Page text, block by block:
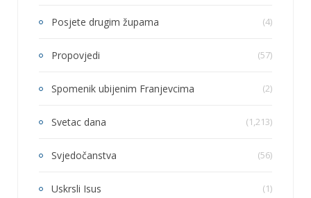
Posjete drugim župama (4)
Propovjedi (57)
Spomenik ubijenim Franjevcima (2)
Svetac dana (1,213)
Svjedočanstva (56)
Uskrsli Isus (1)